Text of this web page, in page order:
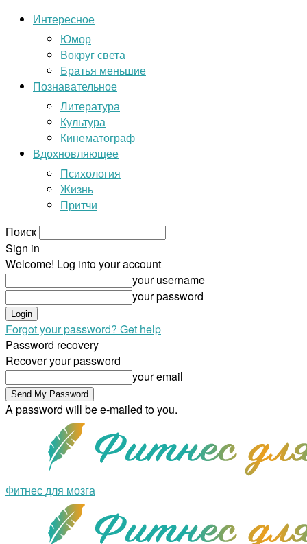
Интересное
Юмор
Вокруг света
Братья меньшие
Познавательное
Литература
Культура
Кинематограф
Вдохновляющее
Психология
Жизнь
Притчи
Поиск
Sign in
Welcome! Log into your account
your username
your password
Forgot your password? Get help
Password recovery
Recover your password
your email
A password will be e-mailed to you.
Фитнес для мозга